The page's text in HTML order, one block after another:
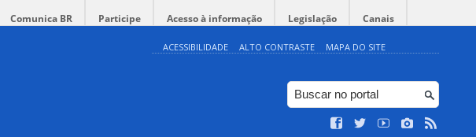
Comunica BR Participe Acesso à informação Legislação Canais
ACESSIBILIDADE ALTO CONTRASTE MAPA DO SITE